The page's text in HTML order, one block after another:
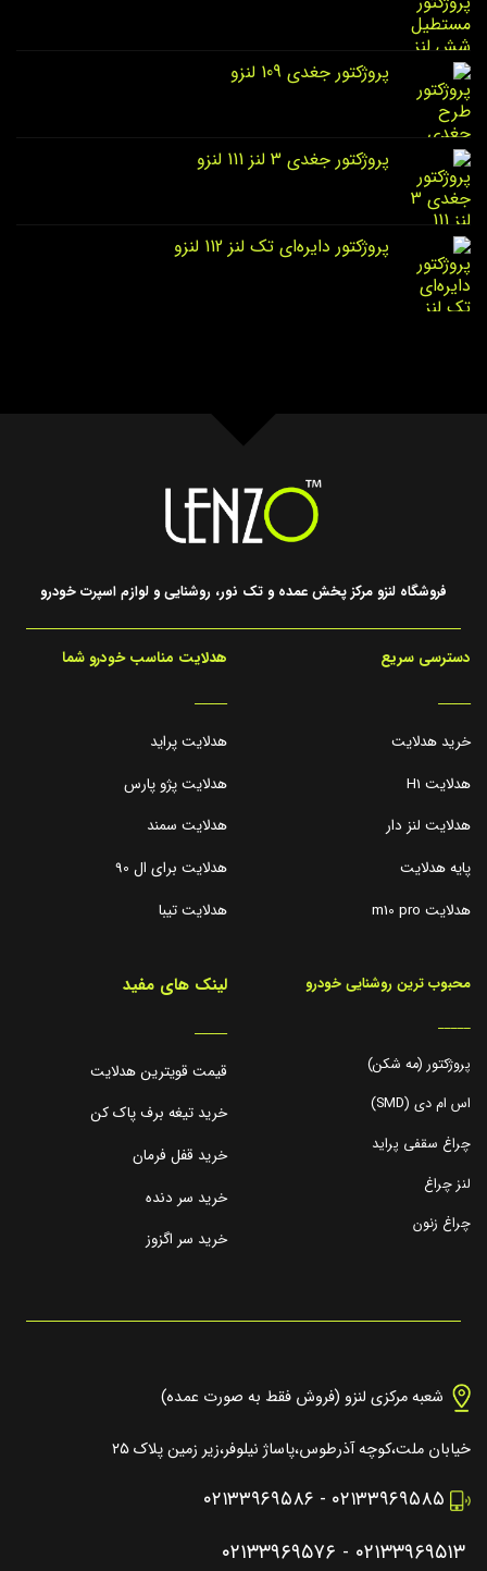
پروژکتور جغدی 109 لنزو
پروژکتور جغدی 3 لنز 111 لنزو
پروژکتور دایره‌ای تک لنز 112 لنزو
فروشگاه لنزو مرکز پخش عمده و تک نور، روشنایی و لوازم اسپرت خودرو
دسترسی سریع
_____
خرید هدلایت
هدلایت H1
هدلایت لنز دار
پایه هدلایت
هدلایت m10 pro
هدلایت مناسب خودرو شما
_____
هدلایت پراید
هدلایت پژو پارس
هدلایت سمند
هدلایت برای ال 90
هدلایت تیبا
محبوب ترین روشنایی خودرو
_____
پروژکتور (مه شکن)
اس ام دی (SMD)
چراغ سقفی پراید
لنز چراغ
چراغ زنون
لینک های مفید
_____
قیمت قویترین هدلایت
خرید تیغه برف پاک کن
خرید قفل فرمان
خرید سر دنده
خرید سر اگزوز
شعبه مرکزی لنزو (فروش فقط به صورت عمده)
خیابان ملت،کوچه آذرطوس،پاساژ نیلوفر،زیر زمین پلاک ۲۵
۰۲۱۳۳۹۶۹۵۸۵ - ۰۲۱۳۳۹۶۹۵۸۶
۰۲۱۳۳۹۶۹۵۱۳ - ۰۲۱۳۳۹۶۹۵۷۶